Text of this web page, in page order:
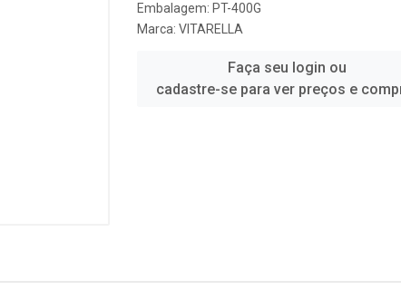
Embalagem: PT-400G
Marca: VITARELLA
Faça seu login ou
cadastre-se para ver preços e